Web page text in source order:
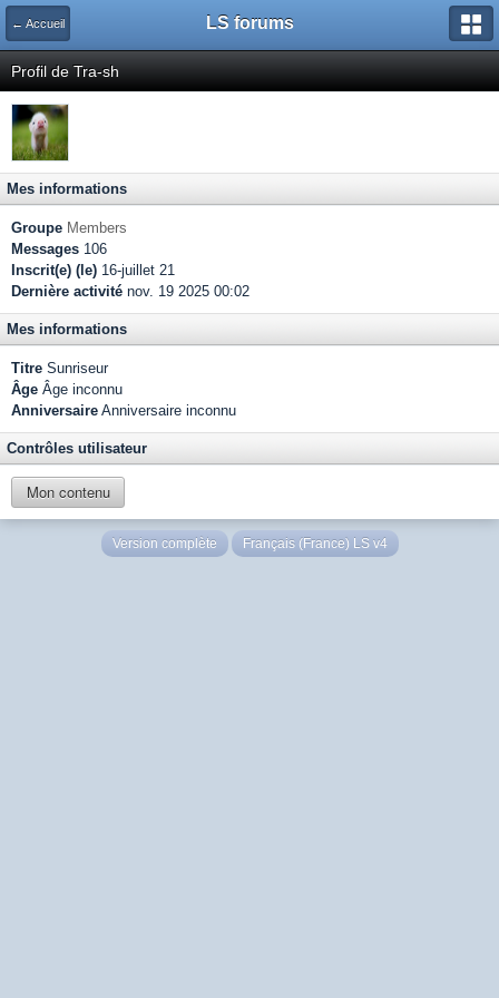
← Accueil LS forums
Profil de Tra-sh
Mes informations
Groupe Members
Messages 106
Inscrit(e) (le) 16-juillet 21
Dernière activité nov. 19 2025 00:02
Mes informations
Titre Sunriseur
Âge Âge inconnu
Anniversaire Anniversaire inconnu
Contrôles utilisateur
Mon contenu
Version complète Français (France) LS v4